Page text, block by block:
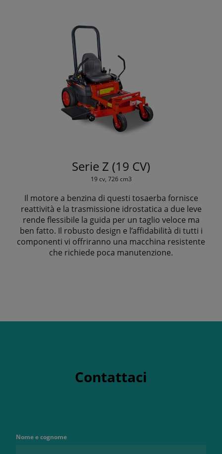
Serie Z (19 CV)
19 cv, 726 cm3
Il motore a benzina di questi tosaerba fornisce
reattività e la trasmissione idrostatica a due leve
rende flessibile la guida per un taglio veloce ma
ben fatto. Il robusto design e l’affidabilità di tutti i
componenti vi offriranno una macchina resistente
che richiede poca manutenzione.
Contattaci
Nome e cognome